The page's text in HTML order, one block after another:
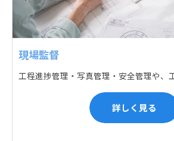
現場監督
詳しく見る